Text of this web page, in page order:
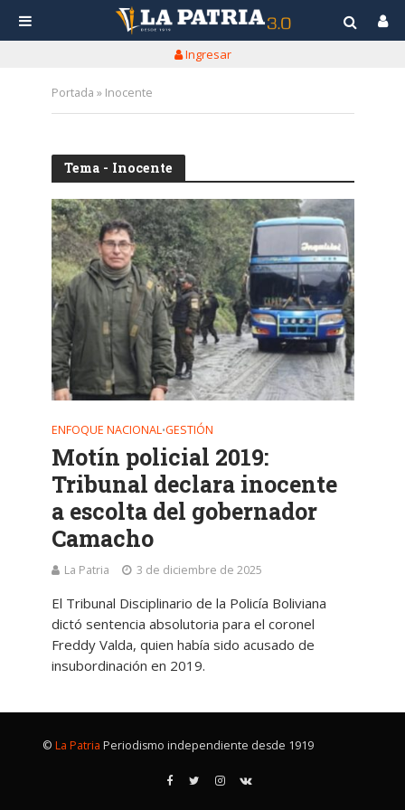
Ingresar
Portada » Inocente
Tema - Inocente
ENFOQUE NACIONAL•GESTIÓN
Motín policial 2019:
Tribunal declara inocente
a escolta del gobernador
Camacho
La Patria 3 de diciembre de 2025
El Tribunal Disciplinario de la Policía Boliviana
dictó sentencia absolutoria para el coronel
Freddy Valda, quien había sido acusado de
insubordinación en 2019.
© La Patria Periodismo independiente desde 1919